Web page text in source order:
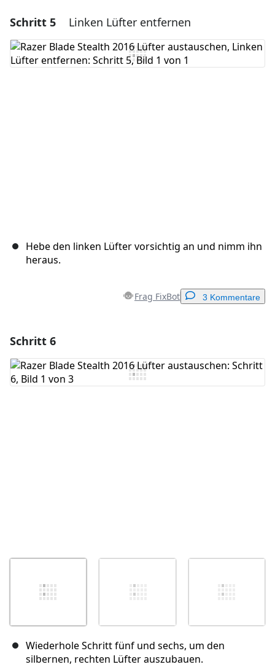
Einen Kommentar hinzufügen
Kommentar hinzufügen
Schritt 5 Linken Lüfter entfernen
Hebe den linken Lüfter vorsichtig an und nimm ihn
heraus.
Frag FixBot 3 Kommentare
Kommentar hinzufügen
Schritt 6
Wiederhole Schritt fünf und sechs, um den
silbernen, rechten Lüfter auszubauen.